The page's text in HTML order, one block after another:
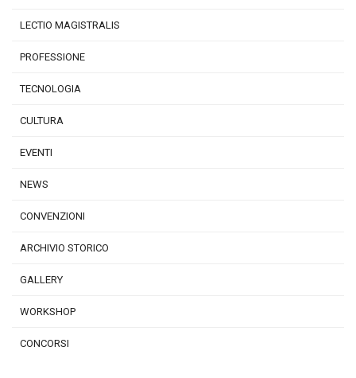
LECTIO MAGISTRALIS
PROFESSIONE
TECNOLOGIA
CULTURA
EVENTI
NEWS
CONVENZIONI
ARCHIVIO STORICO
GALLERY
WORKSHOP
CONCORSI